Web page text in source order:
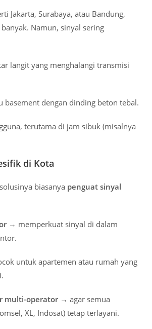
Jakarta, Surabaya, atau Bandung,
Namun, sinyal sering
langit yang menghalangi transmisi
basement dengan dinding beton tebal.
terutama di jam sibuk (misalnya
di Kota
biasanya penguat sinyal
→ memperkuat sinyal di dalam
untuk apartemen atau rumah yang
multi-operator→ agar semua
XL, Indosat) tetap terlayani.